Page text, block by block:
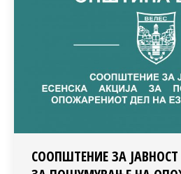
СООПШТЕНИЕ ЗА ЈАВНОСТ